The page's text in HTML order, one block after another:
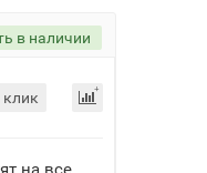
в наличии
клик